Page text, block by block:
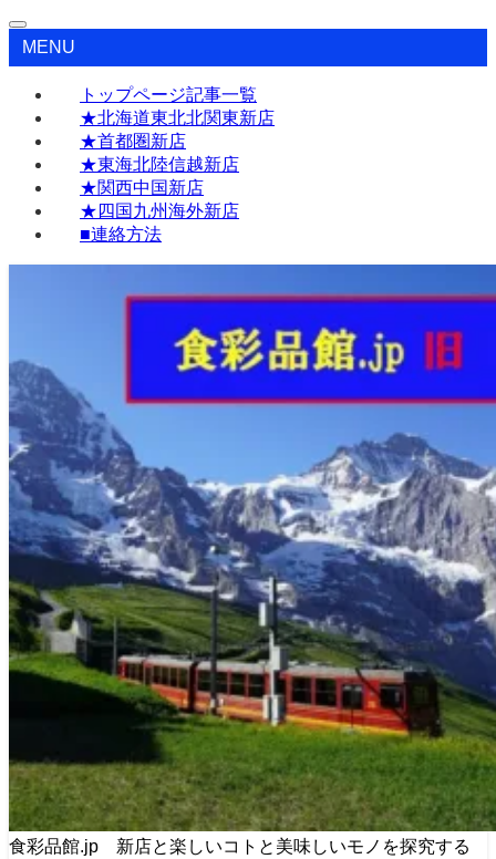
MENU
トップページ記事一覧
★北海道東北北関東新店
★首都圏新店
★東海北陸信越新店
★関西中国新店
★四国九州海外新店
■連絡方法
食彩品館.jp 新店と楽しいコトと美味しいモノを探究する